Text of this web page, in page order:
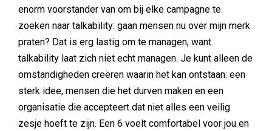
enorm voorstander van om bij elke campagne te
zoeken naar talkability: gaan mensen nu over mijn merk
praten? Dat is erg lastig om te managen, want
talkability laat zich niet echt managen. Je kunt alleen de
omstandigheden creëren waarin het kan ontstaan: een
sterk idee, mensen die het durven maken en een
organisatie die accepteert dat niet alles een veilig
zesje hoeft te zijn. Een 6 voelt comfortabel voor jou en